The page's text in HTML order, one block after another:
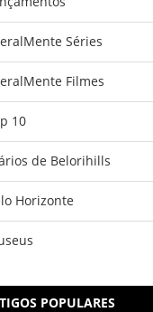
Séries
Filmes
10
de Belorihills
Horizonte
POPULARES